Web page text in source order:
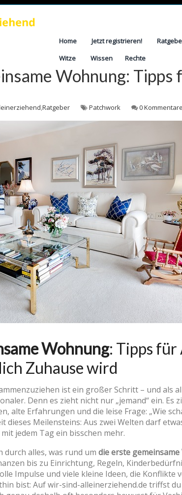
Home Jetzt registrieren!
Witze
Wissen Rechte
Wohnung:
,Ratgeber Patchwork 0 Kommentare
Wohnung: Tipps
Zuhause wird
ist ein großer Schritt – und als
Denn es zieht nicht nur „jemand“ ein. Es
alte Erfahrungen und die leise Frage: „Wie
dieses Meilensteins: Aus zwei Welten darf
jedem Tag ein bisschen mehr.
durch alles, was rund um die erste
bis zu Einrichtung, Regeln,
Impulse und viele kleine Ideen, die Konflikte
bist: Auf wir-sind-alleinerziehend.de triffst